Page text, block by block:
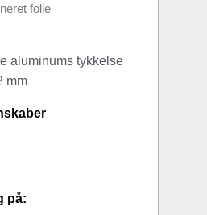
folie
aluminums tykkelse
mm
på: